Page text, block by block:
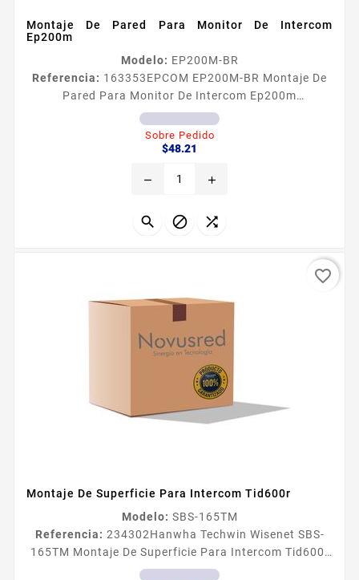
Montaje De Pared Para Monitor De Intercom
Ep200m
Modelo: EP200M-BR
Referencia: 163353EPCOM EP200M-BR Montaje De
Pared Para Monitor De Intercom Ep200m
Caracteriacutesticas Compatible con monitor
EP200M Caracteriacutesticas fiacutesicas Material
PVC Dimensiones 1029 mm times 666 mm times 50
negro
Sobre Pedido
$48.21
remove add
  
Montaje De Superficie Para Intercom Tid600r
Modelo: SBS-165TM
Referencia: 234302Hanwha Techwin Wisenet SBS-
165TM Montaje De Superficie Para Intercom Tid600r
Adaptador de superficie para instalacion de Intercom
favorite_border